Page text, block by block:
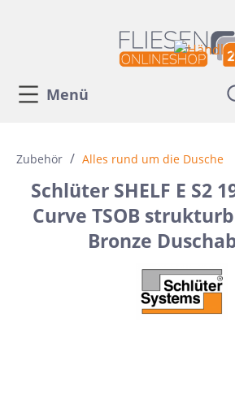
Menü
Zubehör / Alles rund um die Dusche
Schlüter SHELF E S2
Curve TSOB
Bronze